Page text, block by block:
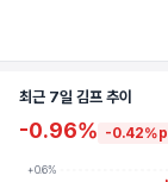
최근 7일 김프 추이
-0.96% -0.42%p
+0.6%